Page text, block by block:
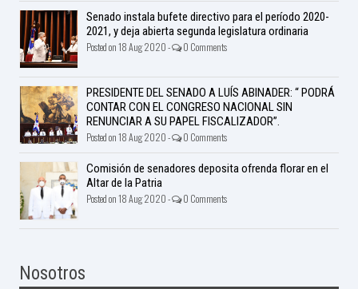
Senado instala bufete directivo para el período 2020-
2021, y deja abierta segunda legislatura ordinaria
Posted on 18 Aug 2020 - 0 Comments
PRESIDENTE DEL SENADO A LUÍS ABINADER: “ PODRÁ
CONTAR CON EL CONGRESO NACIONAL SIN
RENUNCIAR A SU PAPEL FISCALIZADOR”.
Posted on 18 Aug 2020 - 0 Comments
Comisión de senadores deposita ofrenda florar en el
Altar de la Patria
Posted on 18 Aug 2020 - 0 Comments
Nosotros